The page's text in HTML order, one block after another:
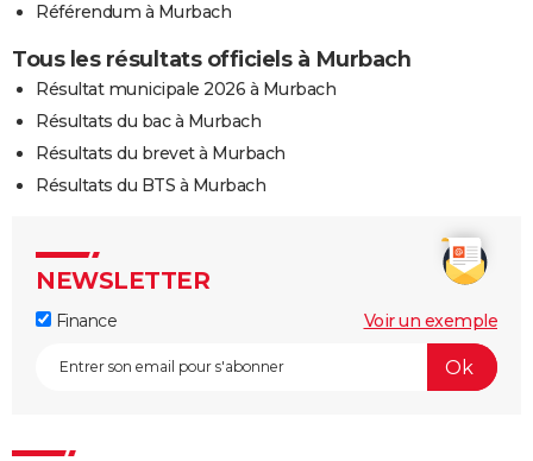
Référendum à Murbach
Tous les résultats officiels à Murbach
Résultat municipale 2026 à Murbach
Résultats du bac à Murbach
Résultats du brevet à Murbach
Résultats du BTS à Murbach
NEWSLETTER
Finance Voir un exemple